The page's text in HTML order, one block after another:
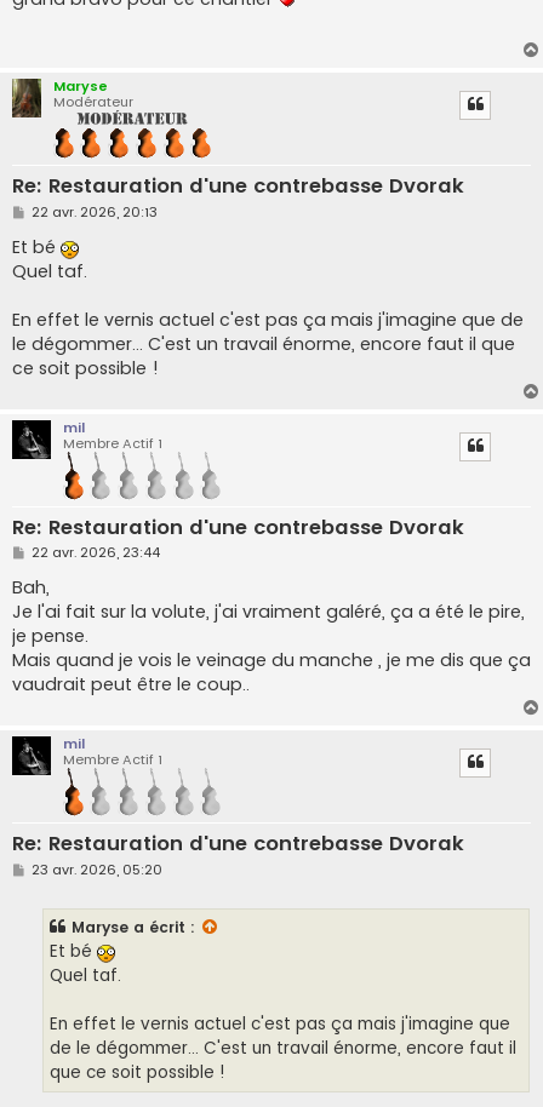
s
Maryse
Modérateur
Re: Restauration d'une contrebasse Dvorak
M
s
s
a
22 avr. 2026, 20:13
Et bé
Quel taf.
En effet le vernis actuel c'est pas ça mais j'imagine que de
le dégommer... C'est un travail énorme, encore faut il que
ce soit possible !
mil
Membre Actif 1
Re: Restauration d'une contrebasse Dvorak
M
s
s
a
g
e
22 avr. 2026, 23:44
Bah,
Je l'ai fait sur la volute, j'ai vraiment galéré, ça a été le pire,
je pense.
Mais quand je vois le veinage du manche , je me dis que ça
vaudrait peut être le coup..
mil
Membre Actif 1
Re: Restauration d'une contrebasse Dvorak
M
23 avr. 2026, 05:20
Maryse a écrit :
Et bé
Quel taf.
En effet le vernis actuel c'est pas ça mais j'imagine que
de le dégommer... C'est un travail énorme, encore faut il
que ce soit possible !